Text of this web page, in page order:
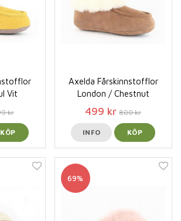
Vit
kr
KÖP
Axelda Fårskinnstofflor
London / Chestnut
499 kr 800 kr
INFO KÖP
69%